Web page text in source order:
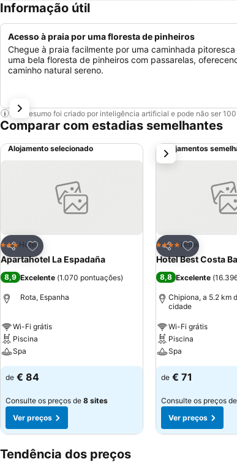
Informação útil
Acesso à praia por uma floresta de pinheiros
Chegue à praia facilmente por uma caminhada
uma bela floresta de pinheiros com passarelas,
caminho natural sereno.
Este resumo foi criado por inteligência artificial e pode não ser
Comparar com estadias semelhantes
Alojamento selecionado
Partilhar
Adicionar aos favoritos
3 Estrelas
Hotel
Apartahotel La Espadaña
8,9 Excelente (1.070 pontuações)
Rota, Espanha
Wi-Fi grátis
Piscina
Spa
de € 84
Consulte os preços de 8 sites
Ver preços
Alojamentos
Partilhar
Adicionar
4 EstrelasHotel
Hotel Best Costa
8,8 Excelente (
Chipiona, a 5.2 km
cidade
Wi-Fi grátis
Piscina
Spa
de € 71
Consulte os preços de
Ver preços
próximo
Tendência dos preços